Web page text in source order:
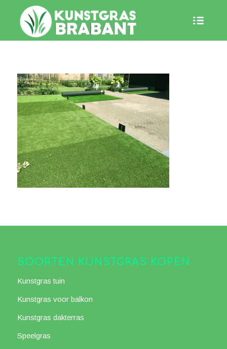
SOORTEN KUNSTGRAS KOPEN
Kunstgras tuin
Kunstgras voor balkon
Kunstgras dakterras
Speelgras